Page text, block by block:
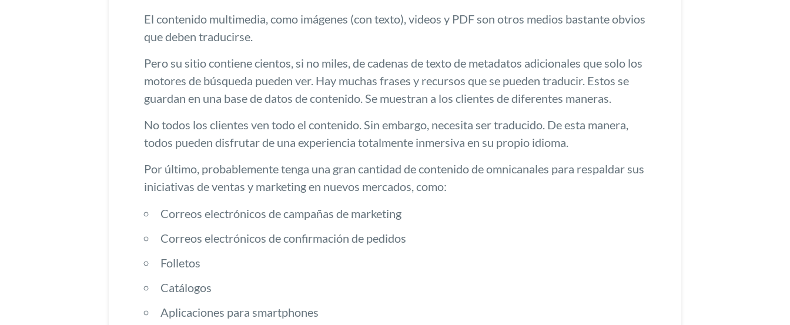
El contenido multimedia, como imágenes (con texto), videos y PDF son otros medios bastante obvios
que deben traducirse.
Pero su sitio contiene cientos, si no miles, de cadenas de texto de metadatos adicionales que solo los
motores de búsqueda pueden ver. Hay muchas frases y recursos que se pueden traducir. Estos se
guardan en una base de datos de contenido. Se muestran a los clientes de diferentes maneras.
No todos los clientes ven todo el contenido. Sin embargo, necesita ser traducido. De esta manera,
todos pueden disfrutar de una experiencia totalmente inmersiva en su propio idioma.
Por último, probablemente tenga una gran cantidad de contenido de omnicanales para respaldar sus
iniciativas de ventas y marketing en nuevos mercados, como:
Correos electrónicos de campañas de marketing
Correos electrónicos de confirmación de pedidos
Folletos
Catálogos
Aplicaciones para smartphones